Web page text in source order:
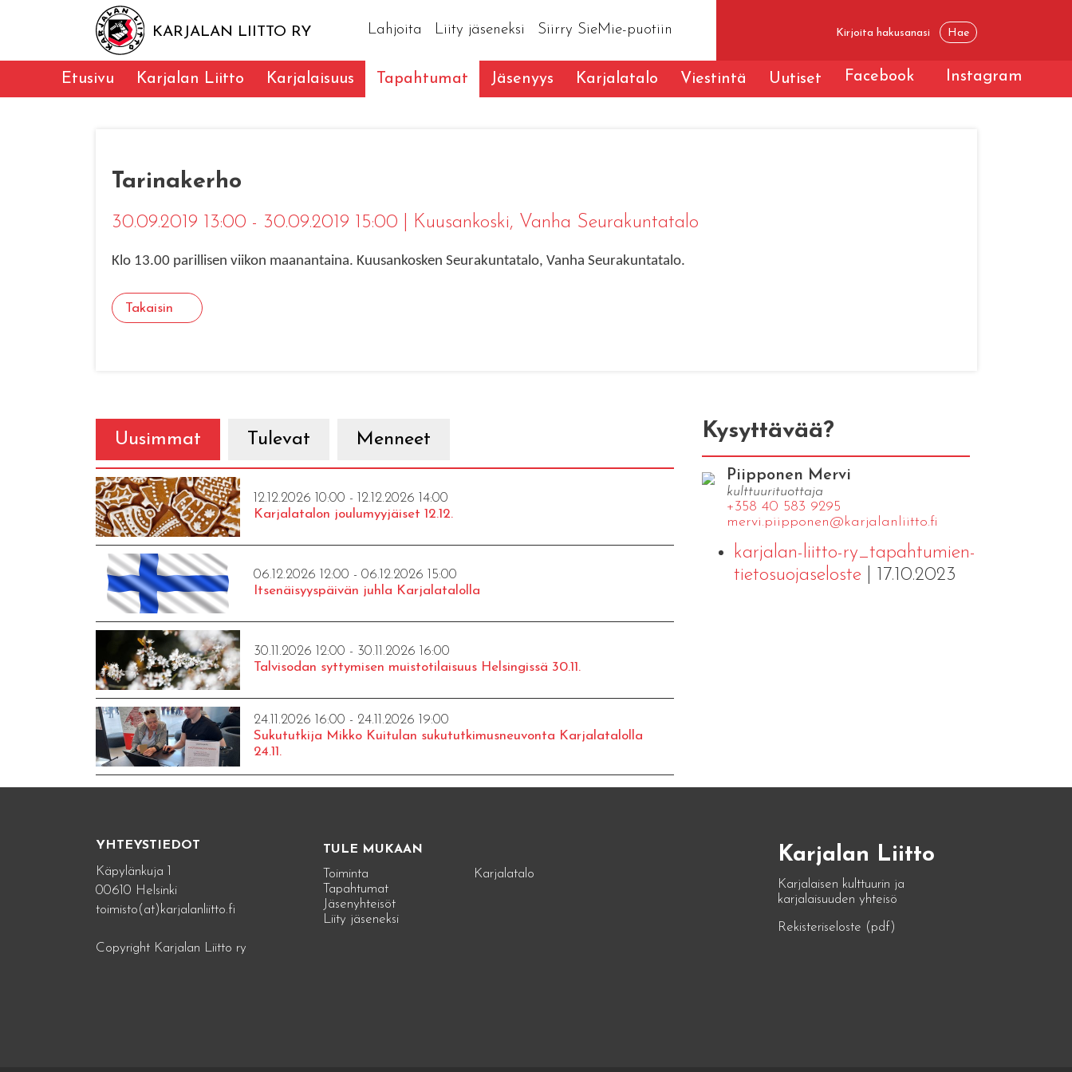
KARJALAN LIITTO RY Lahjoita Liity jäseneksi Siirry SieMie-puotiin
Etusivu Karjalan Liitto Karjalaisuus Tapahtumat Jäsenyys Karjalatalo Viestintä Uutiset Facebook Instagram
Tarinakerho
30.09.2019 13:00 - 30.09.2019 15:00 Kuusankoski, Vanha Seurakuntatalo
Klo 13.00 parillisen viikon maanantaina. Kuusankosken Seurakuntatalo, Vanha Seurakuntatalo.
Takaisin
Uusimmat Tulevat Menneet
12.12.2026 10:00 - 12.12.2026 14:00
Karjalatalon joulumyyjäiset 12.12.
06.12.2026 12:00 - 06.12.2026 15:00
Itsenäisyyspäivän juhla Karjalatalolla
30.11.2026 12:00 - 30.11.2026 16:00
Talvisodan syttymisen muistotilaisuus Helsingissä 30.11.
24.11.2026 16:00 - 24.11.2026 19:00
Sukututkija Mikko Kuitulan sukututkimusneuvonta Karjalatalolla
24.11.
Kysyttävää?
Piipponen Mervi
kulttuurituottaja
+358 40 583 9295
mervi.​piipponen@​kar​jala​nlii​tto.​fi
karjalan-liitto-ry_tapahtumien-
tietosuojaseloste| 17.10.2023
YHTEYSTIEDOT
Käpylänkuja 1
00610 Helsinki
toimisto(at)karjalanliitto.fi
Copyright Karjalan Liitto ry
TULE MUKAAN
Toiminta
Tapahtumat
Jäsenyhteisöt
Liity jäseneksi
Karjalatalo
Karjalan Liitto
Karjalaisen kulttuurin ja
karjalaisuuden yhteisö
Rekisteriseloste (pdf)